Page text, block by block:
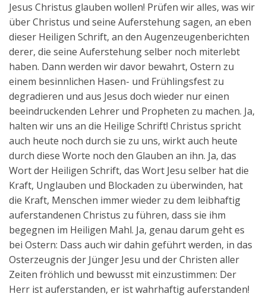
Jesus Christus glauben wollen! Prüfen wir alles, was wir
über Christus und seine Auferstehung sagen, an eben
dieser Heiligen Schrift, an den Augenzeugenberichten
derer, die seine Auferstehung selber noch miterlebt
haben. Dann werden wir davor bewahrt, Ostern zu
einem besinnlichen Hasen- und Frühlingsfest zu
degradieren und aus Jesus doch wieder nur einen
beeindruckenden Lehrer und Propheten zu machen. Ja,
halten wir uns an die Heilige Schrift! Christus spricht
auch heute noch durch sie zu uns, wirkt auch heute
durch diese Worte noch den Glauben an ihn. Ja, das
Wort der Heiligen Schrift, das Wort Jesu selber hat die
Kraft, Unglauben und Blockaden zu überwinden, hat
die Kraft, Menschen immer wieder zu dem leibhaftig
auferstandenen Christus zu führen, dass sie ihm
begegnen im Heiligen Mahl. Ja, genau darum geht es
bei Ostern: Dass auch wir dahin geführt werden, in das
Osterzeugnis der Jünger Jesu und der Christen aller
Zeiten fröhlich und bewusst mit einzustimmen: Der
Herr ist auferstanden, er ist wahrhaftig auferstanden!